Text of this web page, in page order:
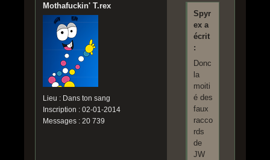
Mothafuckin' T.rex
Lieu : Dans ton sang
Inscription : 02-01-2014
Messages : 20 739
Spyr
ex a
écrit
:
Donc
la
moiti
é des
faux
racco
rds
de
JW